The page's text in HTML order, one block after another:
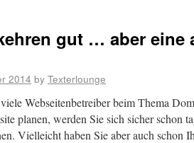
gut … aber eine
2014 by Texterlounge
Webseitenbetreiber beim Thema
planen, werden Sie sich sicher schon
Vielleicht haben Sie aber auch schon